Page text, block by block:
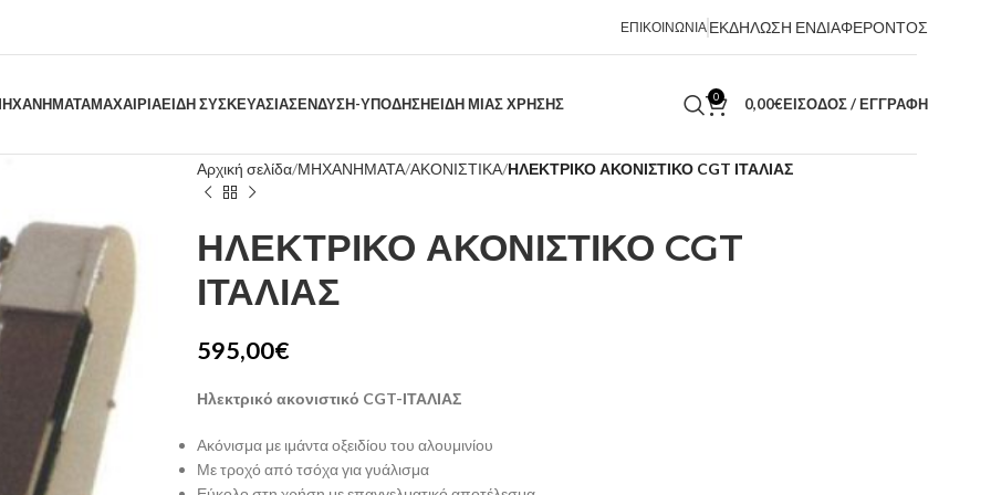
ΕΠΙΚΟΙΝΩΝΙΑ ΕΚΔΗΛΩΣΗ ΕΝΔΙΑΦΕΡΟΝΤΟΣ
ΜΑΧΑΙΡΙΑΕΙΔΗ ΣΥΣΚΕΥΑΣΙΑΣΕΝΔΥΣΗ-ΥΠΟΔΗΣΗΕΙΔΗ ΜΙΑΣ ΧΡΗΣΗΣ 0 0,00€ΕΊΣΟΔΟΣ / ΕΓΓΡΑΦΉ
Αρχική σελίδα ΜΗΧΑΝΗΜΑΤΑ ΑΚΟΝΙΣΤΙΚΑ ΗΛΕΚΤΡΙΚΟ ΑΚΟΝΙΣΤΙΚΟ CGT ΙΤΑΛΙΑΣ
ΗΛΕΚΤΡΙΚΟ ΑΚΟΝΙΣΤΙΚΟ CGT
ΙΤΑΛΙΑΣ
595,00€
Ηλεκτρικό ακονιστικό CGT-ΙΤΑΛΙΑΣ
Ακόνισμα με ιμάντα οξειδίου του αλουμινίου
Με τροχό από τσόχα για γυάλισμα